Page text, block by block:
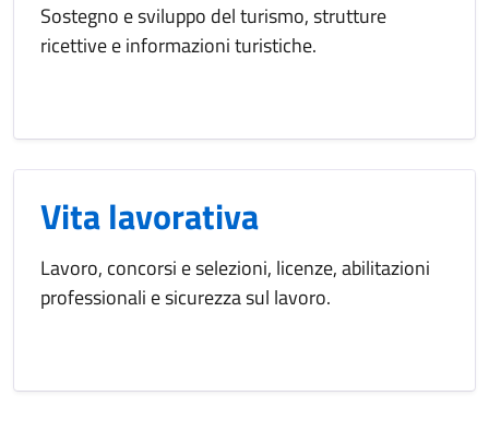
Sostegno e sviluppo del turismo, strutture
ricettive e informazioni turistiche.
Vita lavorativa
Lavoro, concorsi e selezioni, licenze, abilitazioni
professionali e sicurezza sul lavoro.